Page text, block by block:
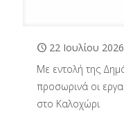
22 Ιουλίου 2026
Με εντολή της
προσωρινά οι
στο Καλοχώρι